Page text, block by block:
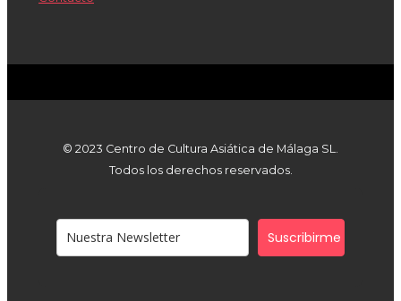
© 2023 Centro de Cultura Asiática de Málaga SL.
Todos los derechos reservados.
Suscribirme